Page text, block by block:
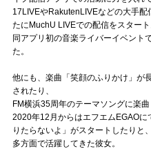
17LIVEやRakutenLIVEなどの大手
たにMuchU LIVEでの配信をスタート
同アプリ初の音楽ライバーイベント
た。
他にも、楽曲「笑顔のふりかけ」が
されたり、
FM横浜35周年のテーマソングに楽
2020年12月からはエフエムEGAO
りたらないよ」がスタートしたりと、
多方面で活躍してきた彼女。